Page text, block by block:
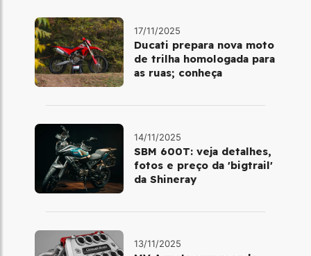
17/11/2025
Ducati prepara nova moto
de trilha homologada para
as ruas; conheça
14/11/2025
SBM 600T: veja detalhes,
fotos e preço da 'bigtrail'
da Shineray
13/11/2025